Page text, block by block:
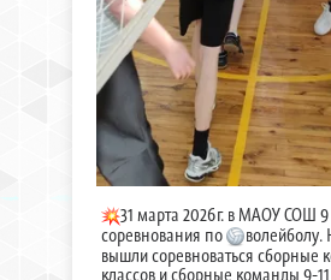
31 марта 2026г. в МАОУ СОШ
соревнования по
вышли соревноваться сборные
классов и сборные команды 9-